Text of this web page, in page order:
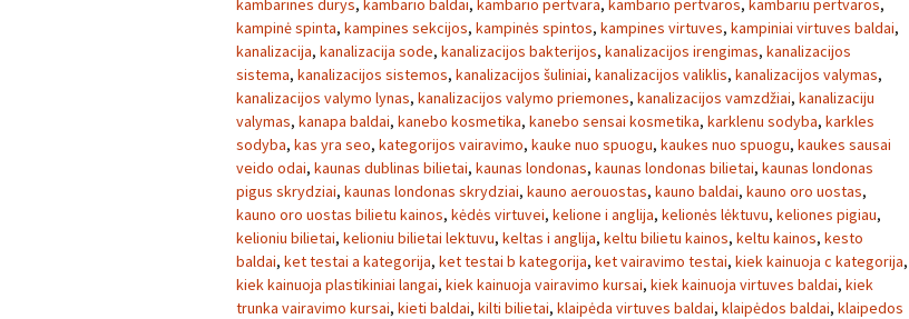
kambarines durys, kambario baldai, kambario pertvara, kambario pertvaros, kambariu pertvaros,
kampinė spinta, kampines sekcijos, kampinės spintos, kampines virtuves, kampiniai virtuves baldai,
kanalizacija, kanalizacija sode, kanalizacijos bakterijos, kanalizacijos irengimas, kanalizacijos
sistema, kanalizacijos sistemos, kanalizacijos šuliniai, kanalizacijos valiklis, kanalizacijos valymas,
kanalizacijos valymo lynas, kanalizacijos valymo priemones, kanalizacijos vamzdžiai, kanalizaciju
valymas, kanapa baldai, kanebo kosmetika, kanebo sensai kosmetika, karklenu sodyba, karkles
sodyba, kas yra seo, kategorijos vairavimo, kauke nuo spuogu, kaukes nuo spuogu, kaukes sausai
veido odai, kaunas dublinas bilietai, kaunas londonas, kaunas londonas bilietai, kaunas londonas
pigus skrydziai, kaunas londonas skrydziai, kauno aerouostas, kauno baldai, kauno oro uostas,
kauno oro uostas bilietu kainos, kėdės virtuvei, kelione i anglija, kelionės lėktuvu, keliones pigiau,
kelioniu bilietai, kelioniu bilietai lektuvu, keltas i anglija, keltu bilietu kainos, keltu kainos, kesto
baldai, ket testai a kategorija, ket testai b kategorija, ket vairavimo testai, kiek kainuoja c kategorija,
kiek kainuoja plastikiniai langai, kiek kainuoja vairavimo kursai, kiek kainuoja virtuves baldai, kiek
trunka vairavimo kursai, kieti baldai, kilti bilietai, klaipėda virtuves baldai, klaipėdos baldai, klaipedos